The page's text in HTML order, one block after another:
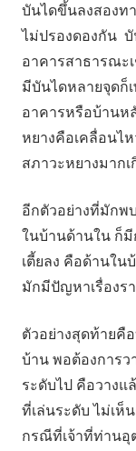
บันไดขึ้นลงสองท
ไม่ปรองดองกัน
อาคารสาธารณะ
มีบันไดหลายจุดก็
อาคารหรือบ้านห
หยางคือเคลื่อนไ
สภาวะหยางมาก
อีกตัวอย่างที่มักพ
ในบ้านด้านใน ก็มี
เตี้ยลง คือด้านใ
มักมีปัญหาเรื่องร
ตัวอย่างสุดท้ายคื
บ้าน พอต้องการว
ระดับไป คือวางแ
ที่เล่นระดับ ไม่เห็
กรณีที่เจ้าที่ท่านอุ